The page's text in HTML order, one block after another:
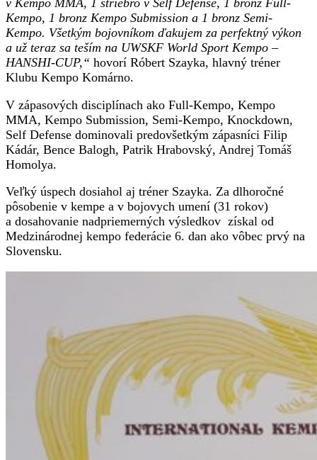
v Kempo MMA, 1 striebro v Self Defense, 1 bronz Full-
Kempo, 1 bronz Kempo Submission a 1 bronz Semi-
Kempo. Všetkým bojovníkom ďakujem za perfektný výkon
a už teraz sa teším na UWSKF World Sport Kempo –
HANSHI-CUP,“ hovorí Róbert Szayka, hlavný tréner
Klubu Kempo Komárno.
V zápasových disciplínach ako Full-Kempo, Kempo
MMA, Kempo Submission, Semi-Kempo, Knockdown,
Self Defense dominovali predovšetkým zápasníci Filip
Kádár, Bence Balogh, Patrik Hrabovský, Andrej Tomáš
Homolya.
Veľký úspech dosiahol aj tréner Szayka. Za dlhoročné
pôsobenie v kempe a v bojovych umení (31 rokov)
a dosahovanie nadpriemerných výsledkov získal od
Medzinárodnej kempo federácie 6. dan ako vôbec prvý na
Slovensku.